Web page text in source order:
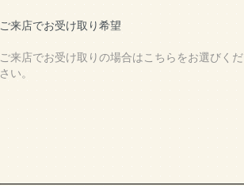
ご来店でお受け取り希望
ご来店でお受け取りの場合はこちらをお選びくだ
さい。